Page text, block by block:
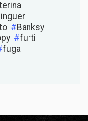
Banksy
furti
fuga